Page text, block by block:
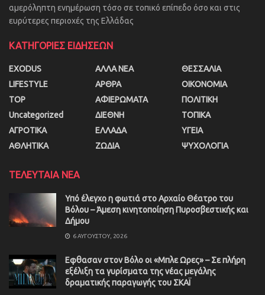
αμερόληπτη ενημέρωση τόσο σε τοπικό επίπεδο όσο και στις
ευρύτερες περιοχές της Ελλάδας
ΚΑΤΗΓΟΡΙΕΣ ΕΙΔΗΣΕΩΝ
EXODUS
LIFESTYLE
TOP
Uncategorized
ΑΓΡΟΤΙΚΑ
ΑΘΛΗΤΙΚΑ
ΑΛΛΑ ΝΕΑ
ΑΡΘΡΑ
ΑΦΙΕΡΩΜΑΤΑ
ΔΙΕΘΝΗ
ΕΛΛΑΔΑ
ΖΩΔΙΑ
ΘΕΣΣΑΛΙΑ
ΟΙΚΟΝΟΜΙΑ
ΠΟΛΙΤΙΚΗ
ΤΟΠΙΚΑ
ΥΓΕΙΑ
ΨΥΧΟΛΟΓΙΑ
ΤΕΛΕΥΤΑΙΑ ΝΕΑ
Υπό έλεγχο η φωτιά στο Αρχαίο Θέατρο του
Βόλου – Άμεση κινητοποίηση Πυροσβεστικής και
Δήμου
6 ΑΥΓΟΎΣΤΟΥ, 2026
Εφθασαν στον Βόλο οι «Μπλε Ωρες» – Σε πλήρη
εξέλιξη τα γυρίσματα της νέας μεγάλης
δραματικής παραγωγής του ΣΚΑΪ